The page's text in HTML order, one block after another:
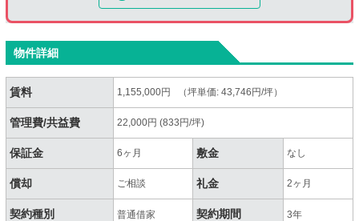
物件詳細
賃料 1,155,000円 （坪単価: 43,746円/坪）
管理費/共益費 22,000円 (833円/坪)
保証金 6ヶ月 敷金 なし
償却 ご相談 礼金 2ヶ月
契約種別 普通借家 契約期間 3年